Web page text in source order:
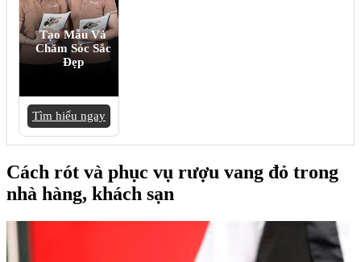
Tạo Mẫu Và
Chăm Sóc Sắc
Đẹp
Tìm hiểu ngay
Cách rót và phục vụ rượu vang đỏ trong
nhà hàng, khách sạn